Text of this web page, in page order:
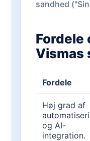
sandhed
Fordele
Vismas
Fordele
Høj grad af
og AI-
integration.